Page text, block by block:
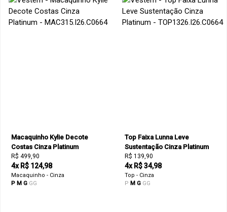
Macaquinho Kylie Decote
Costas Cinza Platinum
R$ 499,90
4x R$ 124,98
Macaquinho - Cinza
P M G GG
Top Faixa Lunna Leve
Sustentação Cinza Platinum
R$ 139,90
4x R$ 34,98
Top - Cinza
P M G GG